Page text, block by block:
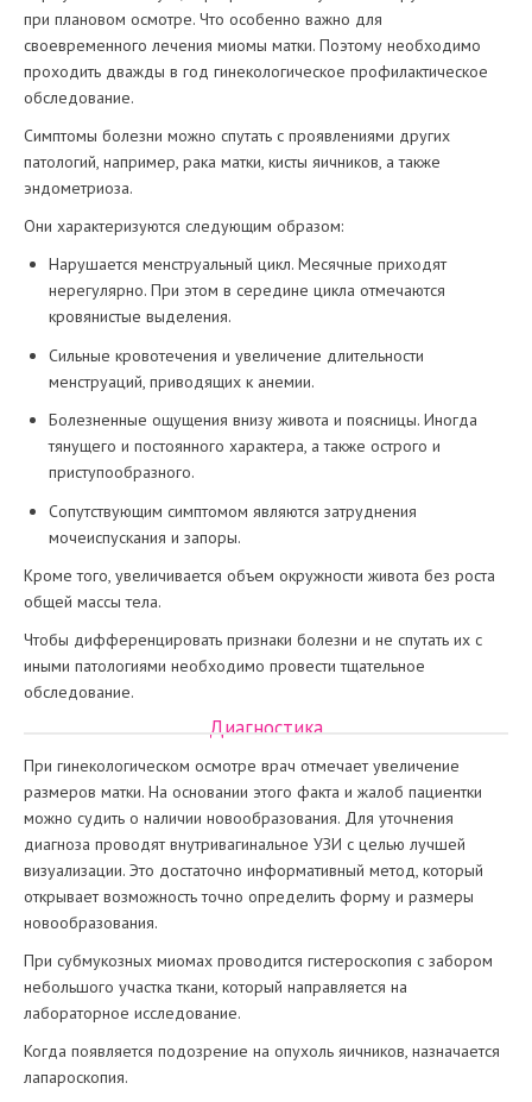
при плановом осмотре. Что особенно важно для
своевременного лечения миомы матки. Поэтому необходимо
проходить дважды в год гинекологическое профилактическое
обследование.
Симптомы болезни можно спутать с проявлениями других
патологий, например, рака матки, кисты яичников, а также
эндометриоза.
Они характеризуются следующим образом:
Нарушается менструальный цикл. Месячные приходят
нерегулярно. При этом в середине цикла отмечаются
кровянистые выделения.
Сильные кровотечения и увеличение длительности
менструаций, приводящих к анемии.
Болезненные ощущения внизу живота и поясницы. Иногда
тянущего и постоянного характера, а также острого и
приступообразного.
Сопутствующим симптомом являются затруднения
мочеиспускания и запоры.
Кроме того, увеличивается объем окружности живота без роста
общей массы тела.
Чтобы дифференцировать признаки болезни и не спутать их с
иными патологиями необходимо провести тщательное
обследование.
Диагностика
При гинекологическом осмотре врач отмечает увеличение
размеров матки. На основании этого факта и жалоб пациентки
можно судить о наличии новообразования. Для уточнения
диагноза проводят внутривагинальное УЗИ с целью лучшей
визуализации. Это достаточно информативный метод, который
открывает возможность точно определить форму и размеры
новообразования.
При субмукозных миомах проводится гистероскопия с забором
небольшого участка ткани, который направляется на
лабораторное исследование.
Когда появляется подозрение на опухоль яичников, назначается
лапароскопия.